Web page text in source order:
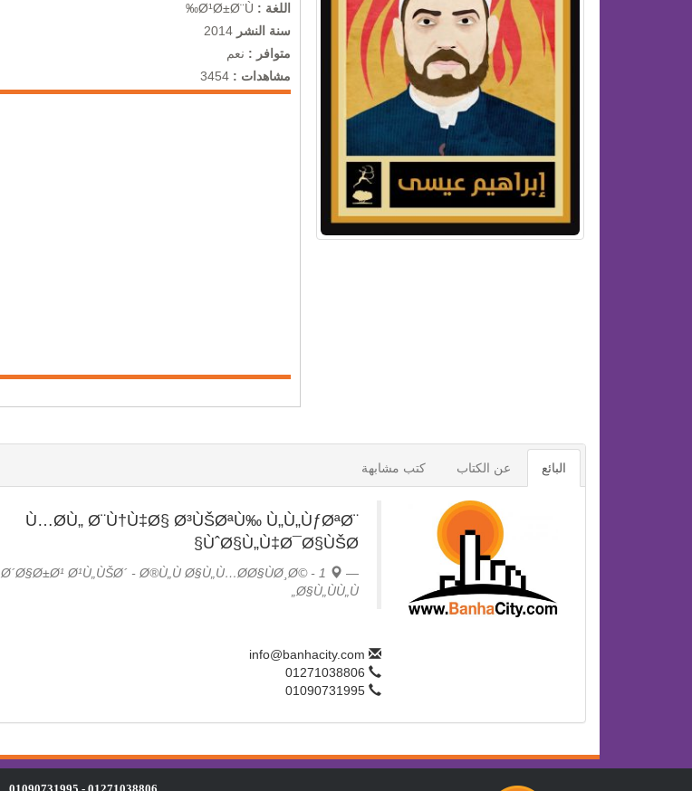
اللغة :
سنة النشر 2014
متوافر : نعم
مشاهدات : 3454
البائع عن الكتاب كتب مشابهة
Ù…Ø­Ù„ Ø¨Ù†Ù‡Ø§ Ø³ÙŠØªÙ‰ Ù„Ù„ÙƒØªØ¨
ÙˆØ§Ù„Ù‡Ø¯Ø§ÙŠØ§
1 Ø´Ø§Ø±Ø¹ Ø¹Ù„ÙŠØ´ - Ø®Ù„Ù Ø§Ù„Ù…Ø­Ø§ÙØ¸Ø© -
Ø§Ù„ÙÙ„Ù„